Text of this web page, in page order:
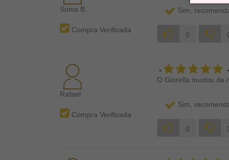
Sonia B.
Compra Verificada
Sim,
0
Rafael
Compra Verificada
• •
O Giorella mudou de
Sim,
0